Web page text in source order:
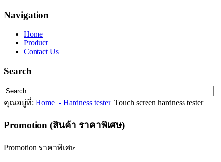
Navigation
Home
Product
Contact Us
Search
คุณอยู่ที่: Home - Hardness tester Touch screen hardness tester
Promotion (สินค้า ราคาพิเศษ)
Promotion ราคาพิเศษ